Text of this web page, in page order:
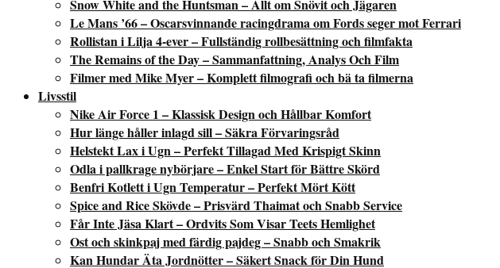
Snow White and the Huntsman – Allt om Snövit och Jägaren
Le Mans ’66 – Oscarsvinnande racingdrama om Fords seger mot Ferrari
Rollistan i Lilja 4-ever – Fullständig rollbesättning och filmfakta
The Remains of the Day – Sammanfattning, Analys Och Film
Filmer med Mike Myer – Komplett filmografi och bä ta filmerna
Livsstil
Nike Air Force 1 – Klassisk Design och Hållbar Komfort
Hur länge håller inlagd sill – Säkra Förvaringsråd
Helstekt Lax i Ugn – Perfekt Tillagad Med Krispigt Skinn
Odla i pallkrage nybörjare – Enkel Start för Bättre Skörd
Benfri Kotlett i Ugn Temperatur – Perfekt Mört Kött
Spice and Rice Skövde – Prisvärd Thaimat och Snabb Service
Får Inte Jäsa Klart – Ordvits Som Visar Teets Hemlighet
Ost och skinkpaj med färdig pajdeg – Snabb och Smakrik
Kan Hundar Äta Jordnötter – Säkert Snack för Din Hund